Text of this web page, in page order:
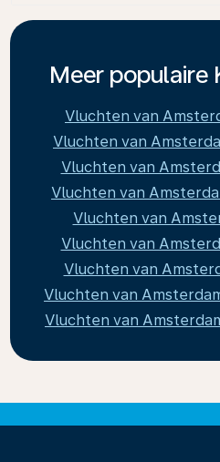
continent ter wereld, na
Meer populaire
Vluchten van
Vluchten van
Vluchten van
Vluchten van
Vluchten van
Vluchten van
Vluchten van
Vluchten van
Vluchten van